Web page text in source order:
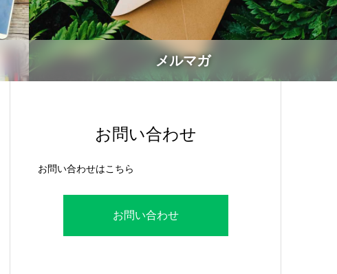
メルマガ
お問い合わせ
お問い合わせはこちら
お問い合わせ